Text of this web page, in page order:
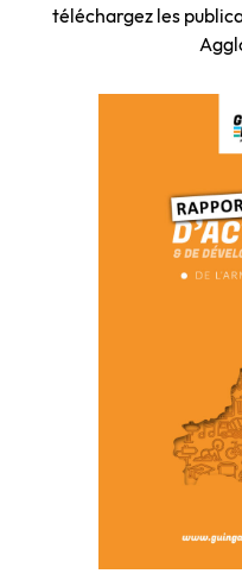
téléchargez les